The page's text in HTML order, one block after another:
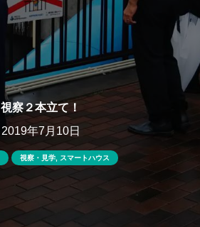
視察２本立て！
2019年7月10日
視察・見学 スマートハウス